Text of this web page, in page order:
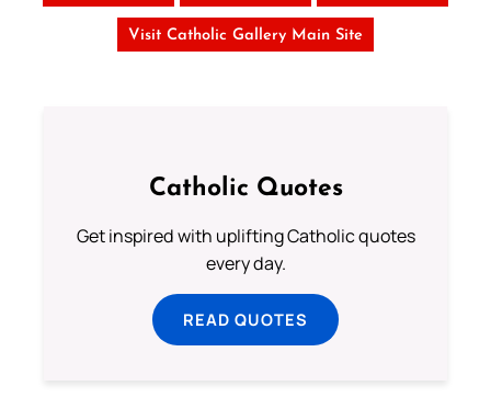
Visit Catholic Gallery Main Site
Catholic Quotes
Get inspired with uplifting Catholic quotes
every day.
READ QUOTES